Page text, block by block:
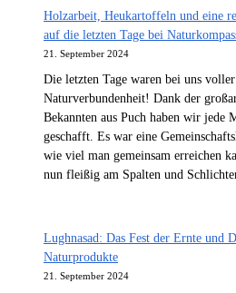
Tage
voller
Kreativität,
und
spiritueller
Verbundenheit
Holzarbeit, Heukartoffeln und eine
auf die letzten Tage bei
21. September 2024
Die letzten Tage waren bei uns
Naturverbundenheit! Dank der
Bekannten aus Puch haben wir jede
geschafft. Es war eine
wie viel man gemeinsam erreichen
nun fleißig am Spalten und
Lughnasad: Das Fest der Ernte und
Naturprodukte
21. September 2024